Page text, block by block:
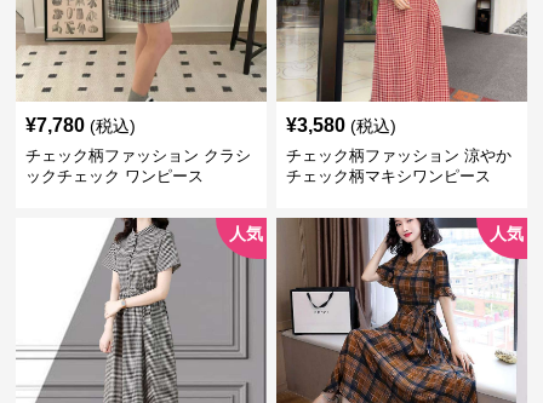
¥7,780 (税込)
チェック柄ファッション クラシ
ックチェック ワンピース
¥3,580 (税込)
チェック柄ファッション 涼やか
チェック柄マキシワンピース
人気 人気